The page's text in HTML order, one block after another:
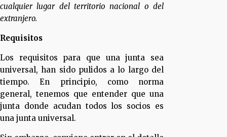
cualquier lugar del territorio nacional o del
extranjero.
Requisitos
Los requisitos para que una junta sea
universal, han sido pulidos a lo largo del
tiempo. En principio, como norma
general, tenemos que entender que una
junta donde acudan todos los socios es
una junta universal.